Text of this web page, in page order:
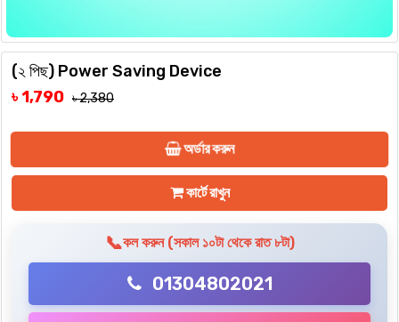
(২ পিছ) Power Saving Device
৳ 1,790 ৳ 2,380
অর্ডার করুন
কার্টে রাখুন
📞কল করুন (সকাল ১০টা থেকে রাত ৮টা)
01304802021